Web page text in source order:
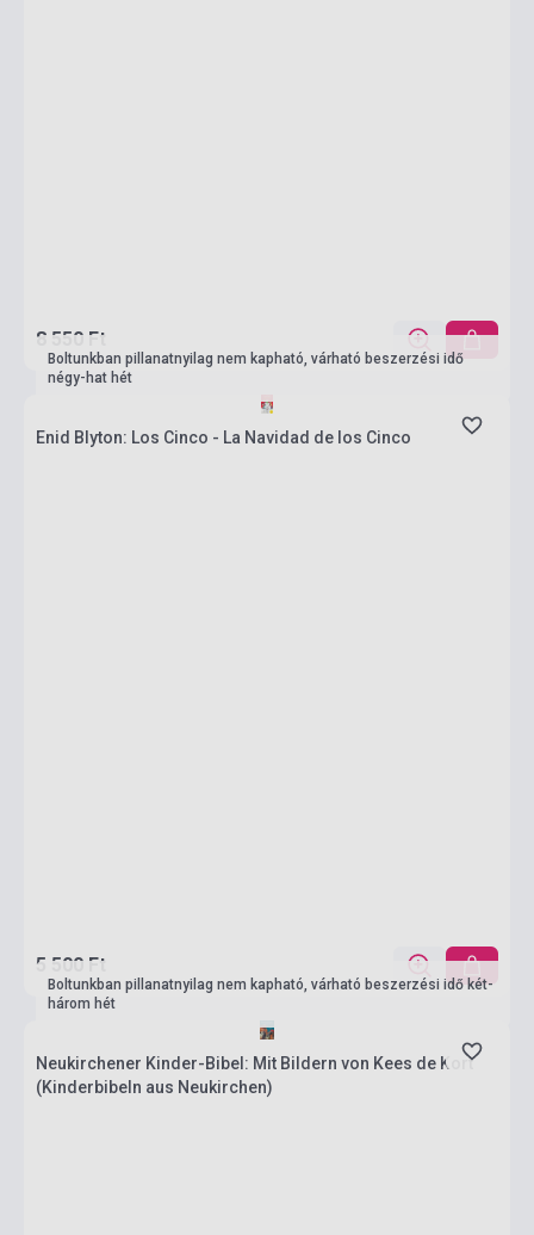
8 550 Ft
Boltunkban pillanatnyilag nem kapható, várható beszerzési idő
négy-hat hét
Enid Blyton: Los Cinco - La Navidad de los Cinco
5 500 Ft
Boltunkban pillanatnyilag nem kapható, várható beszerzési idő két-
három hét
Neukirchener Kinder-Bibel: Mit Bildern von Kees de Kort
(Kinderbibeln aus Neukirchen)